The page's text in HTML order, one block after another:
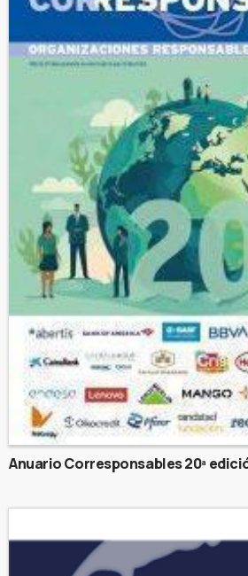
Anuario Corresponsables 20ª